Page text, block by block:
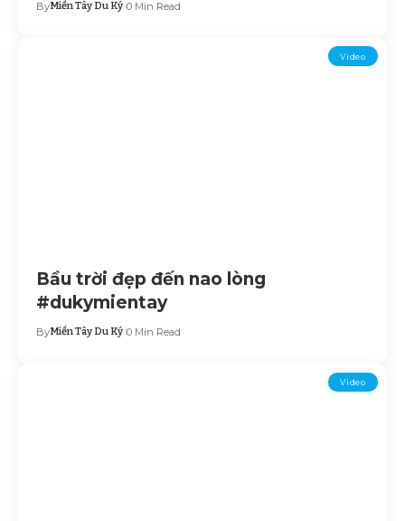
ByMiền Tây Du Ký 0 Min Read
Video
Bầu trời đẹp đến nao lòng
#dukymientay
ByMiền Tây Du Ký 0 Min Read
Video